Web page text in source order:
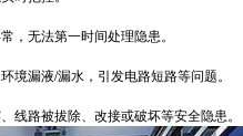
无法第一时间处理隐患。
漏液/漏水，引发电路短路等问题。
路被拔除、改接或破坏等安全隐患。